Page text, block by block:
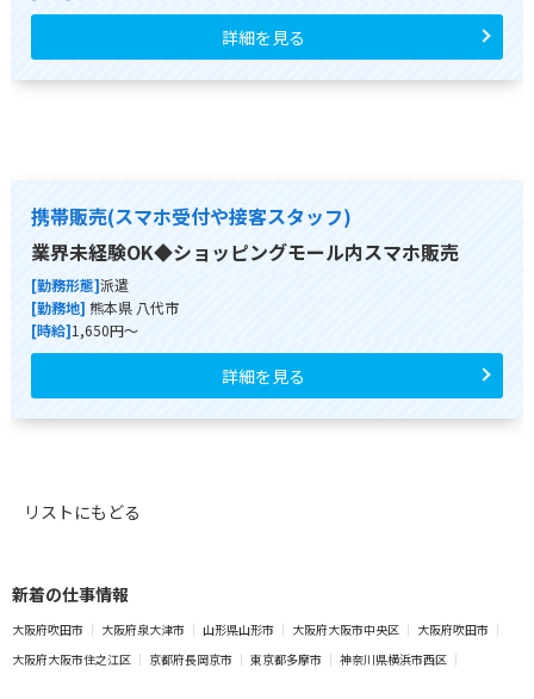
詳細を見る
携帯販売(スマホ受付や接客スタッフ)
業界未経験OK◆ショッピングモール内スマホ販売
[勤務形態]派遣
[勤務地] 熊本県 八代市
[時給]1,650円～
詳細を見る
リストにもどる
新着の仕事情報
大阪府吹田市 大阪府泉大津市 山形県山形市 大阪府大阪市中央区
大阪府吹田市
大阪府大阪市住之江区
京都府長岡京市 東京都多摩市 神奈川県横浜市西区